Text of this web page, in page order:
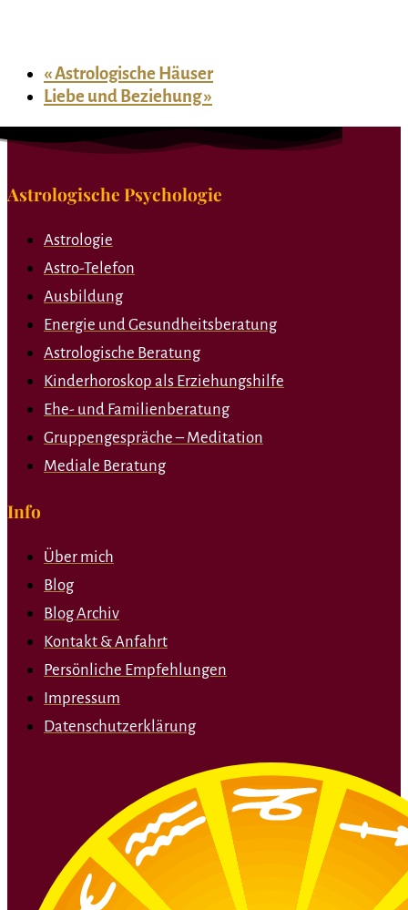
«Astrologische Häuser
Liebe und Beziehung»
Astrologische Psychologie
Astrologie
Astro-Telefon
Ausbildung
Energie und Gesundheitsberatung
Astrologische Beratung
Kinderhoroskop als Erziehungshilfe
Ehe- und Familienberatung
Gruppengespräche – Meditation
Mediale Beratung
Info
Über mich
Blog
Blog Archiv
Kontakt & Anfahrt
Persönliche Empfehlungen
Impressum
Datenschutzerklärung